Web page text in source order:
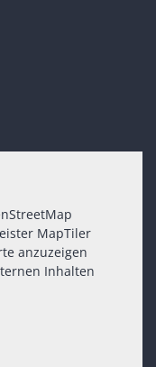
MapTiler
anzuzeigen
Inhalten